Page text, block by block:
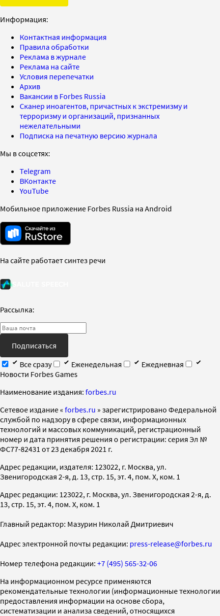
Информация:
Контактная информация
Правила обработки
Реклама в журнале
Реклама на сайте
Условия перепечатки
Архив
Вакансии в Forbes Russia
Сканер иноагентов, причастных к экстремизму и
терроризму и организаций, признанных
нежелательными
Подписка на печатную версию журнала
Мы в соцсетях:
Telegram
ВКонтакте
YouTube
Мобильное приложение Forbes Russia на Android
На сайте работает синтез речи
Рассылка:
Подписаться
Все сразу
Еженедельная
Ежедневная
Новости Forbes Games
Наименование издания: forbes.ru
Cетевое издание « forbes.ru » зарегистрировано Федеральной
службой по надзору в сфере связи, информационных
технологий и массовых коммуникаций, регистрационный
номер и дата принятия решения о регистрации: серия Эл №
ФС77-82431 от 23 декабря 2021 г.
Адрес редакции, издателя: 123022, г. Москва, ул.
Звенигородская 2-я, д. 13, стр. 15, эт. 4, пом. X, ком. 1
Адрес редакции: 123022, г. Москва, ул. Звенигородская 2-я, д.
13, стр. 15, эт. 4, пом. X, ком. 1
Главный редактор: Мазурин Николай Дмитриевич
Адрес электронной почты редакции: press-release@forbes.ru
Номер телефона редакции: +7 (495) 565-32-06
На информационном ресурсе применяются
рекомендательные технологии (информационные технологии
предоставления информации на основе сбора,
систематизации и анализа сведений, относящихся